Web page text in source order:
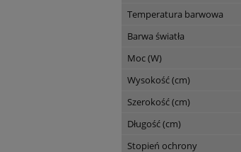
Temperatura barwowa
Barwa światła
Moc (W)
Wysokość (cm)
Szerokość (cm)
Długość (cm)
Stopień ochrony